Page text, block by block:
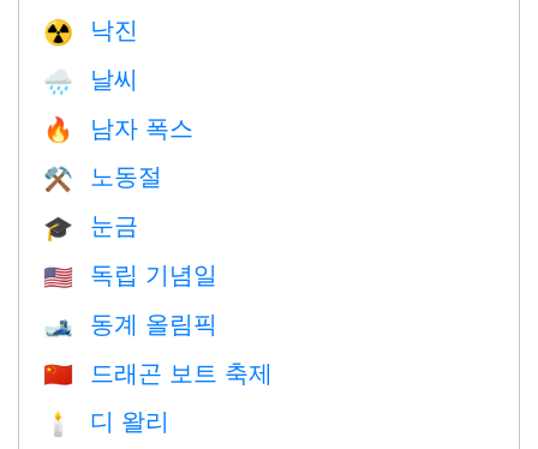
☢️ 낙진
🌧 날씨
🔥 남자 폭스
⚒️ 노동절
🎓 눈금
🇺🇸 독립 기념일
🎿 동계 올림픽
🇨🇳 드래곤 보트 축제
🕯 디 왈리